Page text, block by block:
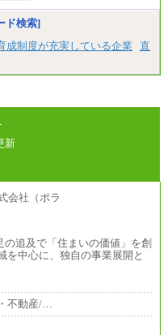
ド検索]
成制度が充実している企業
直
新
追及で「住まいの価値」を創
を中心に、独自の事業展開と
不動産/…